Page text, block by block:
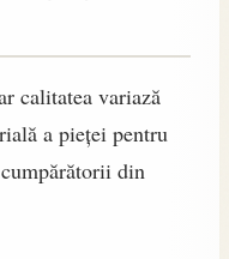
calitatea variază
a pieței pentru
din